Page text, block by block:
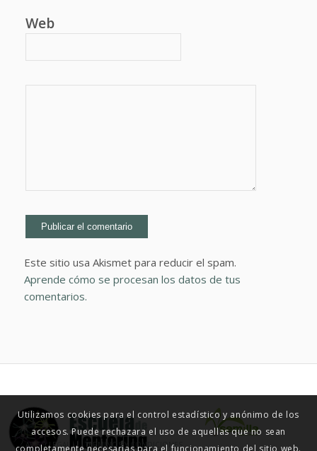
Web
Este sitio usa Akismet para reducir el spam.
Aprende cómo se procesan los datos de tus
comentarios.
© ESCUELA DE MENTORING 2015
AVISO LEGAL TÉRMINOS Y CONDICIONES
Utilizamos cookies para el control estadístico y anónimo de los
accesos. Puede rechazara el uso de aquellas que no sean